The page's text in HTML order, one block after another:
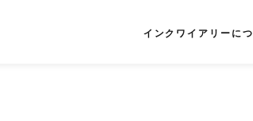
インクワイアリーに